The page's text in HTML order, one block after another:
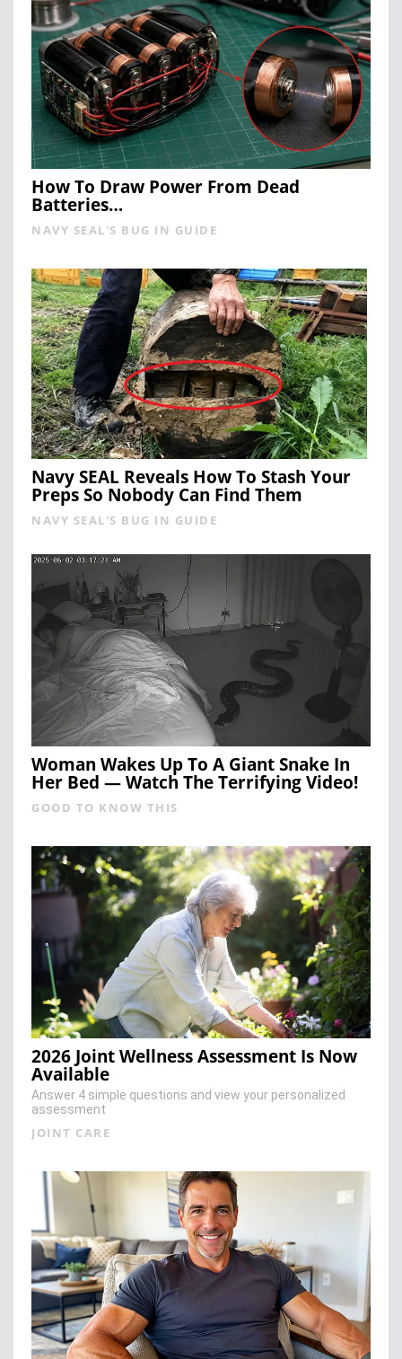
How To Draw Power From Dead
Batteries…
NAVY SEAL'S BUG IN GUIDE
Navy SEAL Reveals How To Stash Your
Preps So Nobody Can Find Them
NAVY SEAL'S BUG IN GUIDE
Woman Wakes Up To A Giant Snake In
Her Bed — Watch The Terrifying Video!
GOOD TO KNOW THIS
2026 Joint Wellness Assessment Is Now
Available
Answer 4 simple questions and view your personalized
assessment
JOINT CARE